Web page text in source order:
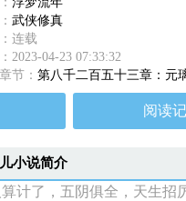
武侠修真
连载
2023-04-23 07:33:32
节：第八千二百五十三章：元
阅读
小说简介
计了，五阴俱全，天生招